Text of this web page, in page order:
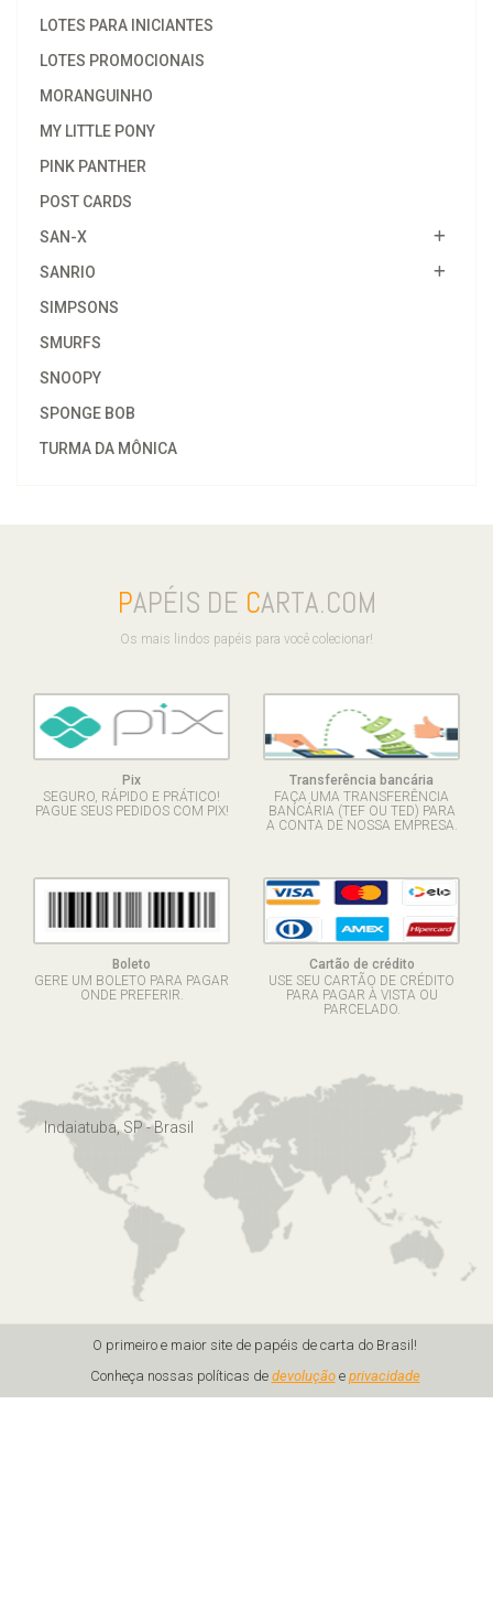
LOTES PARA INICIANTES
LOTES PROMOCIONAIS
MORANGUINHO
MY LITTLE PONY
PINK PANTHER
POST CARDS
SAN-X
SANRIO
SIMPSONS
SMURFS
SNOOPY
SPONGE BOB
TURMA DA MÔNICA
PAPÉIS DE CARTA.COM
Os mais lindos papéis para você colecionar!
Pix
SEGURO, RÁPIDO E PRÁTICO!
PAGUE SEUS PEDIDOS COM PIX!
Transferência bancária
FAÇA UMA TRANSFERÊNCIA
BANCÁRIA (TEF OU TED) PARA
A CONTA DE NOSSA EMPRESA.
Boleto
GERE UM BOLETO PARA PAGAR
ONDE PREFERIR.
Cartão de crédito
USE SEU CARTÃO DE CRÉDITO
PARA PAGAR À VISTA OU
PARCELADO.
Indaiatuba, SP - Brasil
O primeiro e maior site de papéis de carta do Brasil!
Conheça nossas políticas de devoluçãoe privacidade